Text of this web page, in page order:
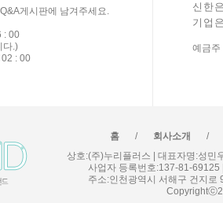
게시판에 남겨주세요.
: 00
다.)
02 : 00
신한
기업
예금주
홈 / 회사소개 /
상호:(주)누리플러스 | 대표자명:성민
사업자 등록번호:137-81-
주소:인천광역시 서해구 건지